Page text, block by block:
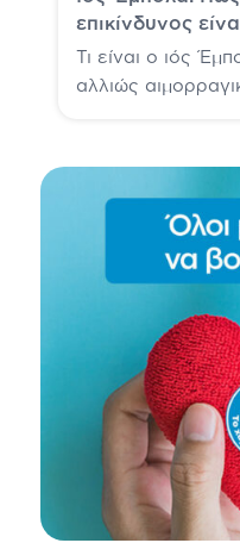
επικίνδυνος
Τι είναι ο ιός
αλλιώς